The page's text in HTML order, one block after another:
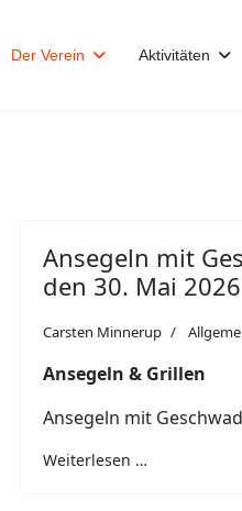
Der Verein Aktivitäten
Ansegeln mit
den 30. Mai 2026
Carsten Minnerup
Ansegeln & Grillen
Ansegeln mit
Weiterlesen …